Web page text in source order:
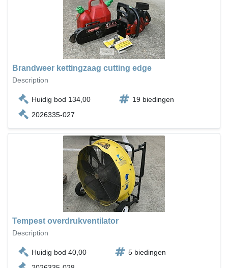
Brandweer kettingzaag cutting edge
Description
Huidig bod 134,00
19 biedingen
2026335-027
Tempest overdrukventilator
Description
Huidig bod 40,00
5 biedingen